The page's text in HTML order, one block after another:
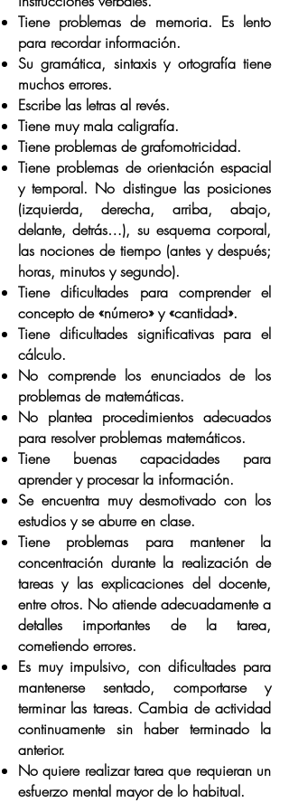
Tiene problemas de memoria. Es lento
para recordar información.
Su gramática, sintaxis y ortografía tiene
muchos errores.
Escribe las letras al revés.
Tiene muy mala caligrafía.
Tiene problemas de grafomotricidad.
Tiene problemas de orientación espacial
y temporal. No distingue las posiciones
(izquierda, derecha, arriba, abajo,
delante, detrás…), su esquema corporal,
las nociones de tiempo (antes y después;
horas, minutos y segundo).
Tiene dificultades para comprender el
concepto de «número» y «cantidad».
Tiene dificultades significativas para el
cálculo.
No comprende los enunciados de los
problemas de matemáticas.
No plantea procedimientos adecuados
para resolver problemas matemáticos.
Tiene buenas capacidades para
aprender y procesar la información.
Se encuentra muy desmotivado con los
estudios y se aburre en clase.
Tiene problemas para mantener la
concentración durante la realización de
tareas y las explicaciones del docente,
entre otros. No atiende adecuadamente a
detalles importantes de la tarea,
cometiendo errores.
Es muy impulsivo, con dificultades para
mantenerse sentado, comportarse y
terminar las tareas. Cambia de actividad
continuamente sin haber terminado la
anterior.
No quiere realizar tarea que requieran un
esfuerzo mental mayor de lo habitual.